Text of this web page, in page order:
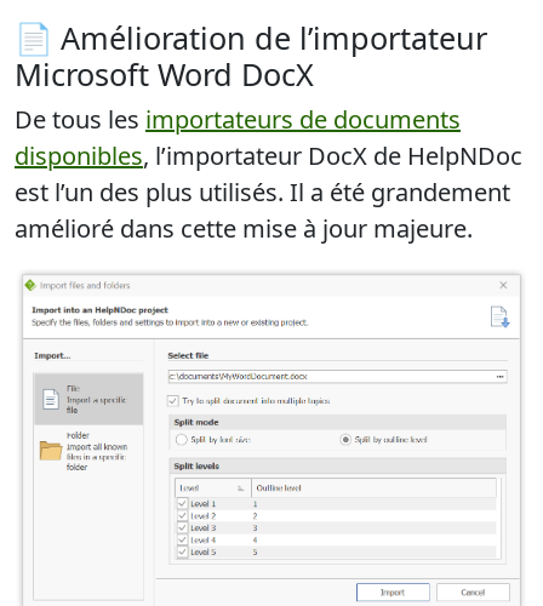
📄 Amélioration de l’importateur
Microsoft Word DocX
De tous les importateurs de documents
disponibles, l’importateur DocX de HelpNDoc
est l’un des plus utilisés. Il a été grandement
amélioré dans cette mise à jour majeure.